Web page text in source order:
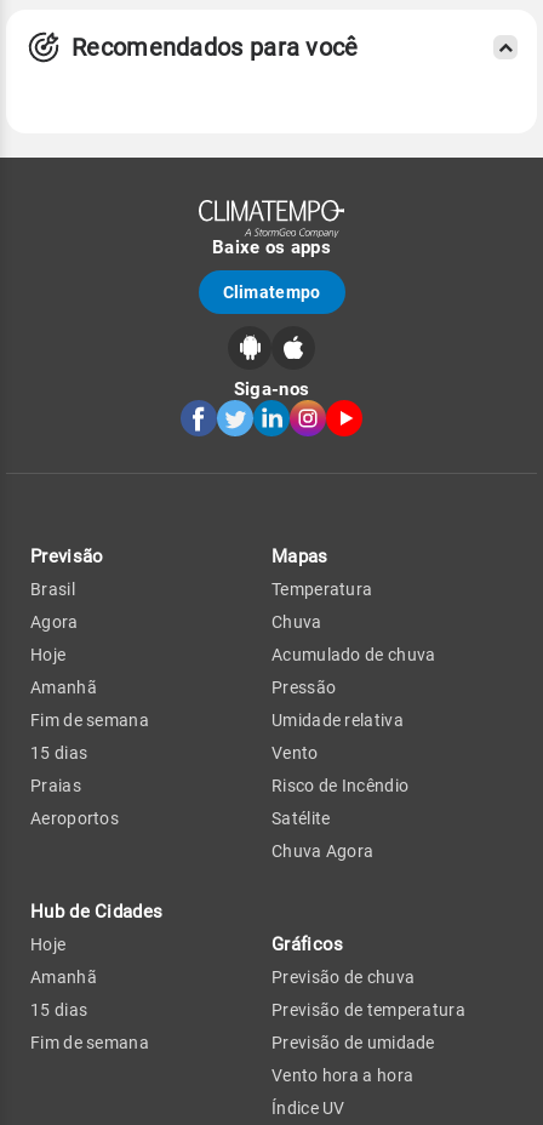
Recomendados para você
Baixe os apps
Climatempo
Siga-nos
Previsão
Brasil
Agora
Hoje
Amanhã
Fim de semana
15 dias
Praias
Aeroportos
Hub de Cidades
Hoje
Amanhã
15 dias
Fim de semana
Mapas
Temperatura
Chuva
Acumulado de chuva
Pressão
Umidade relativa
Vento
Risco de Incêndio
Satélite
Chuva Agora
Gráficos
Previsão de chuva
Previsão de temperatura
Previsão de umidade
Vento hora a hora
Índice UV